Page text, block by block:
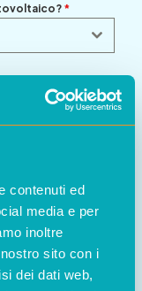
contenuti ed
media e per
inoltre
sito con i
dei dati web,
*